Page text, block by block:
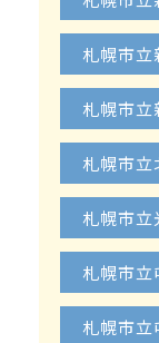
札幌市
札幌市立
札幌市立
札幌市立
札幌市
札幌市立